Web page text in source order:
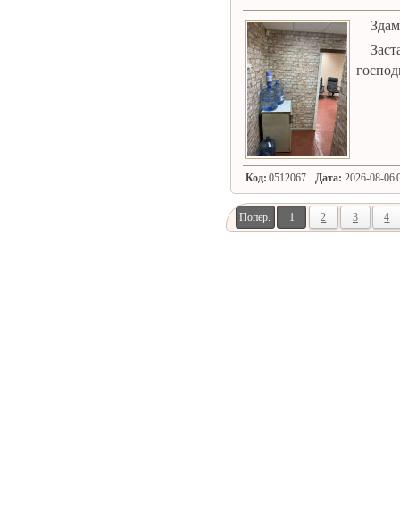
Код: 0512067 Дата: 2026-08-06
Попер. 1 2 3 4